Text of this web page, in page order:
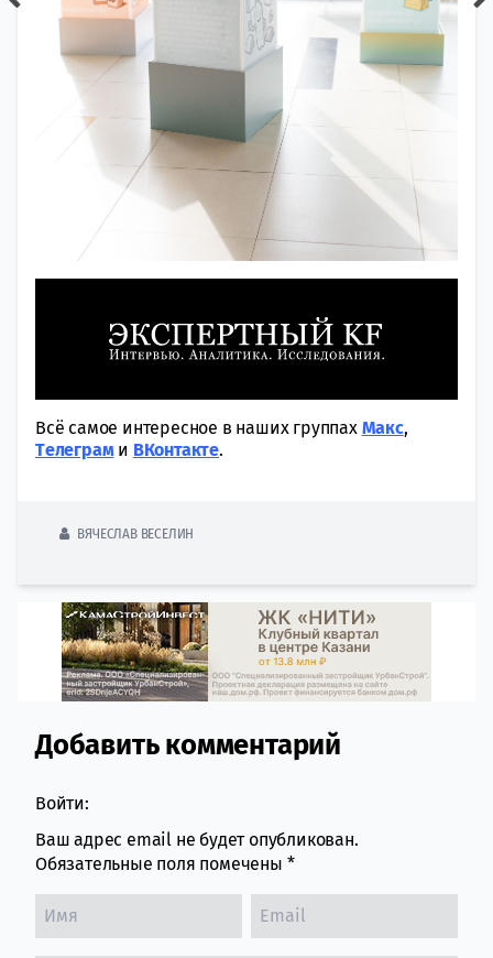
Всё самое интересное в наших группах Макс,
Tелеграми ВКонтакте.
ВЯЧЕСЛАВ ВЕСЕЛИН
Comment section
Добавить комментарий
Войти:
Ваш адрес email не будет опубликован.
Обязательные поля помечены *